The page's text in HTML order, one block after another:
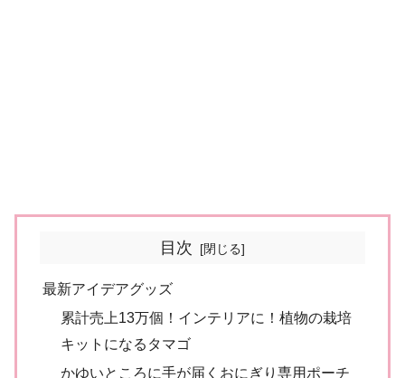
目次
最新アイデアグッズ
累計売上13万個！インテリアに！植物の栽培
キットになるタマゴ
かゆいところに手が届くおにぎり専用ポーチ